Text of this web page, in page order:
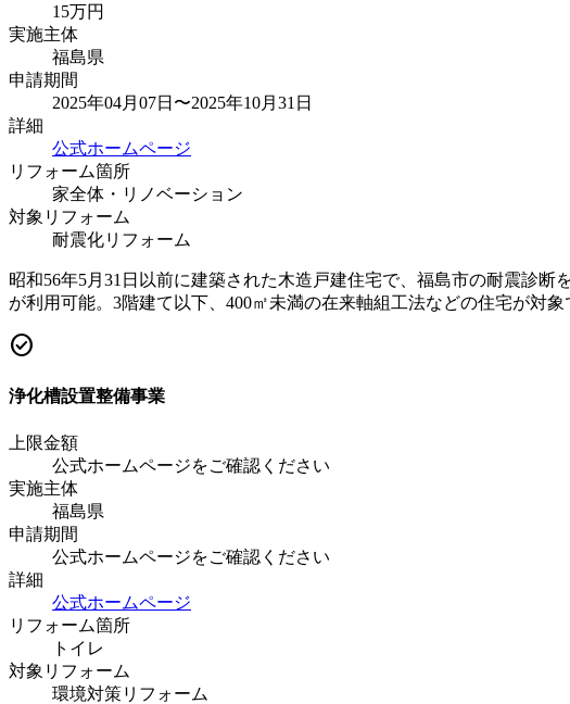
15万円
実施主体
福島県
申請期間
2025年04月07日〜2025年10月31日
詳細
公式ホームページ
リフォーム箇所
家全体・リノベーション
対象リフォーム
耐震化リフォーム
昭和56年5月31日以前に建築された木造戸建住宅で、福島市の耐震診
が利用可能。3階建て以下、400㎡未満の在来軸組工法などの住宅が対
check_circle
浄化槽設置整備事業
上限金額
公式ホームページをご確認ください
実施主体
福島県
申請期間
公式ホームページをご確認ください
詳細
公式ホームページ
リフォーム箇所
トイレ
対象リフォーム
環境対策リフォーム